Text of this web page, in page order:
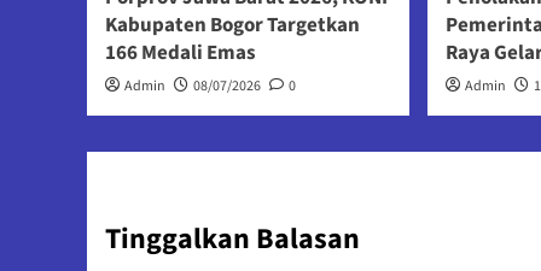
Kabupaten Bogor Targetkan
166 Medali Emas
Admin 08/07/2026 0
Raya
Admin
Tinggalkan Balasan